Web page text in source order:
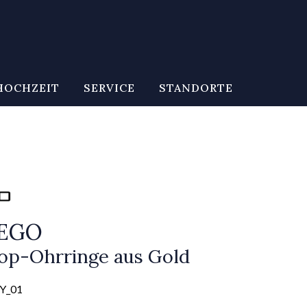
SERVICE STANDORTE
Ohrringe aus Gold